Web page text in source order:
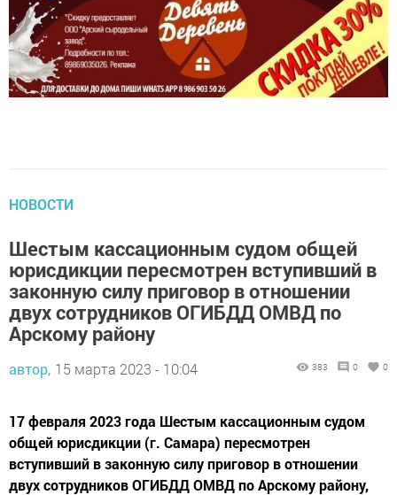
НОВОСТИ
Шестым кассационным судом общей
юрисдикции пересмотрен вступивший в
законную силу приговор в отношении
двух сотрудников ОГИБДД ОМВД по
Арскому району
автор, 15 марта 2023 - 10:04 383 0 0
17 февраля 2023 года Шестым кассационным судом
общей юрисдикции (г. Самара) пересмотрен
вступивший в законную силу приговор в отношении
двух сотрудников ОГИБДД ОМВД по Арскому району,